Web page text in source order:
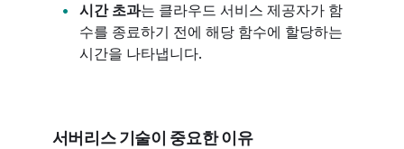
시간 초과는 클라우드 서비스 제공자가 함
수를 종료하기 전에 해당 함수에 할당하는
시간을 나타냅니다.
서버리스 기술이 중요한 이유